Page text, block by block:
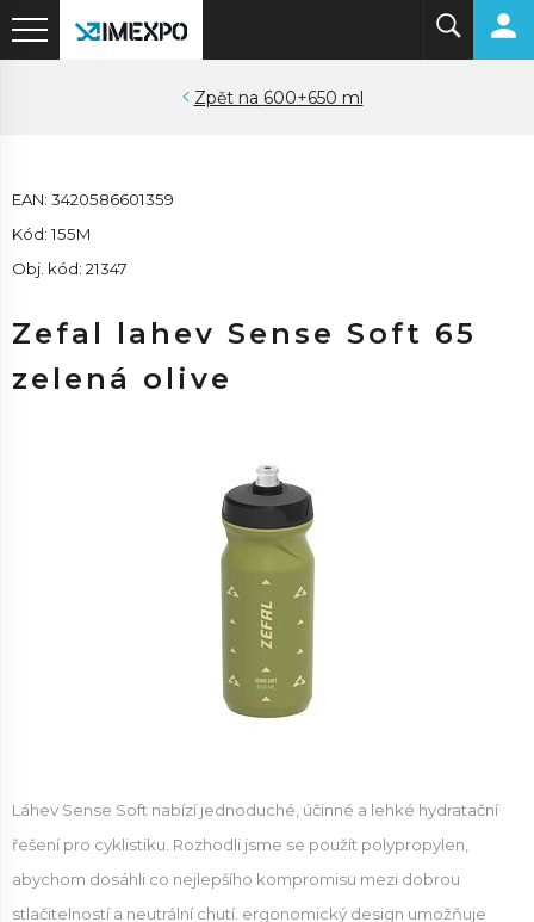
600+650 ml
EAN: 3420586601359
Kód: 155M
Obj. kód: 21347
Zefal lahev Sense Soft 65
zelená olive
Láhev Sense Soft nabízí jednoduché, účinné a lehké hydratační
řešení pro cyklistiku. Rozhodli jsme se použít polypropylen,
abychom dosáhli co nejlepšího kompromisu mezi dobrou
stlačitelností a neutrální chutí. ergonomický design umožňuje